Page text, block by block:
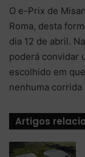
O e-Prix de
Roma, desta
dia 12 de abril.
poderá convidar
escolhido em
nenhuma
Artigos